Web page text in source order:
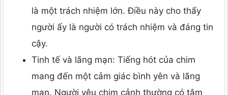
là một trách nhiệm lớn. Điều này cho thấy
người ấy là người có trách nhiệm và đáng tin
cậy.
Tinh tế và lãng mạn: Tiếng hót của chim
mang đến một cảm giác bình yên và lãng
mạn. Người yêu chim cảnh thường có tâm